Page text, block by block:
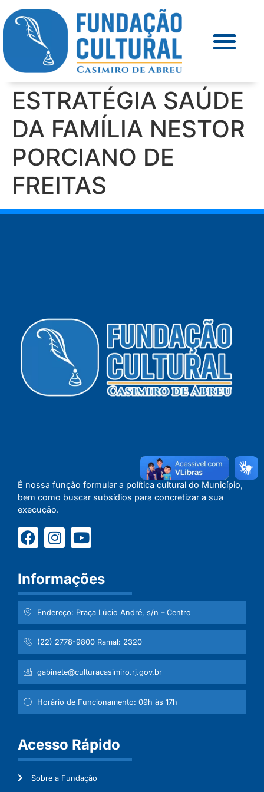
ESTRATÉGIA SAÚDE
DA FAMÍLIA NESTOR
PORCIANO DE
FREITAS
É nossa função formular a política cultural do Município,
bem como buscar subsídios para concretizar a sua
execução.
Informações
Endereço: Praça Lúcio André, s/n – Centro
(22) 2778-9800 Ramal: 2320
gabinete@culturacasimiro.rj.gov.br
Horário de Funcionamento: 09h às 17h
Acesso Rápido
Sobre a Fundação